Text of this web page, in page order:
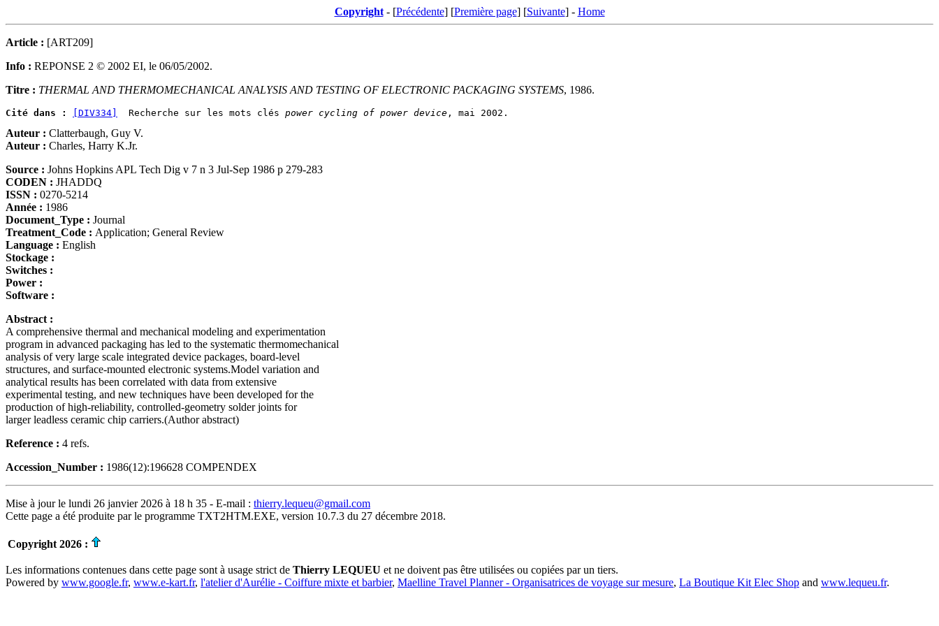
Copyright- [Précédente] [Première page] [Suivante] - Home
Article : [ART209]
Info : REPONSE 2 © 2002 EI, le 06/05/2002.
Titre : THERMAL AND THERMOMECHANICAL ANALYSIS AND TESTING OF ELECTRONIC PACKAGING SYSTEMS, 1986.
Cité dans : [DIV334]
  Recherche sur les mots clés
power cycling of power device
Auteur : Clatterbaugh, Guy V.
Auteur : Charles, Harry K.Jr.
Source : Johns Hopkins APL Tech Dig v 7 n 3 Jul-Sep 1986 p 279-283
CODEN : JHADDQ
ISSN : 0270-5214
Année : 1986
Document_Type : Journal
Treatment_Code : Application; General Review
Language : English
Stockage :
Switches :
Power :
Software :
Abstract :
A comprehensive thermal and mechanical modeling and experimentation
program in advanced packaging has led to the systematic thermomechanical
analysis of very large scale integrated device packages, board-level
structures, and surface-mounted electronic systems.Model variation and
analytical results has been correlated with data from extensive
experimental testing, and new techniques have been developed for the
production of high-reliability, controlled-geometry solder joints for
larger leadless ceramic chip carriers.(Author abstract)
Reference : 4 refs.
Accession_Number : 1986(12):196628 COMPENDEX
Mise à jour le lundi 26 janvier 2026 à 18 h 35 - E-mail : thierry.lequeu@gmail.com
Cette page a été produite par le programme TXT2HTM.EXE, version 10.7.3 du 27 décembre 2018.
Copyright 2026 :
Les informations contenues dans cette page sont à usage strict de Thierry LEQUEU et ne doivent pas être utilisées ou copiées par un tiers.
Powered by www.google.fr, www.e-kart.fr, l'atelier d'Aurélie - Coiffure mixte et barbier, Maelline Travel Planner - Organisatrices de voyage sur mesure, La Boutique Kit Elec Shop and www.lequeu.fr.